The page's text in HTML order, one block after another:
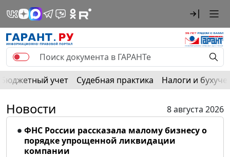
Бюджетный учет Судебная практика Налоги и
Новости
8 августа 2026
ФНС России рассказала малому бизнесу о
порядке упрощенной ликвидации
компании